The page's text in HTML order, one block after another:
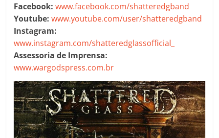
Facebook:www.facebook.com/shatteredgband
Youtube:www.youtube.com/user/shatteredgband
Instagram:
www.instagram.com/shatteredglassofficial_
Assessoria de Imprensa:
www.wargodspress.com.br